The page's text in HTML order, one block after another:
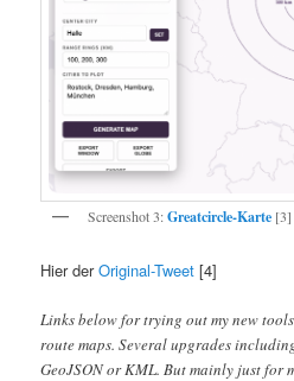
Screenshot 3:Greatcircle-Karte [3]
Hier derOriginal-Tweet [4]
Links below for trying out my new
route maps. Several upgrades
GeoJSON or KML. But mainly just for